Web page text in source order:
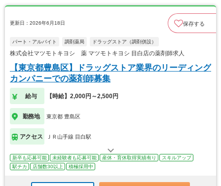
更新日：2026年6月18日 保存する
パート・アルバイト 調剤薬局 ドラッグストア（調剤併設）
株式会社マツモトキヨシ 薬 マツモトキヨシ 目白店の薬剤師求人
【東京都豊島区】ドラッグストア業界のリーディング
カンパニーでの薬剤師募集
給与 【時給】2,000円～2,500円
勤務地 東京都 豊島区
アクセス ＪＲ山手線 目白駅
新卒も応募可能 未経験者も応募可能 産休・育休取得実績有り
スキルアップ
駅チカ
店舗数30以上 積極採用中